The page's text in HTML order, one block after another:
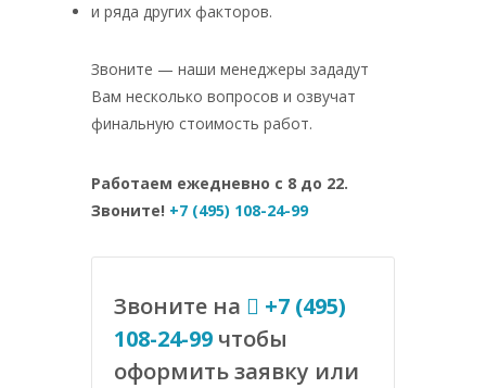
и ряда других факторов.
Звоните — наши менеджеры зададут
Вам несколько вопросов и озвучат
финальную стоимость работ.
Работаем ежедневно с 8 до 22.
Звоните! +7 (495) 108-24-99
Звоните на
+7 (495)
108-24-99 чтобы
оформить заявку или